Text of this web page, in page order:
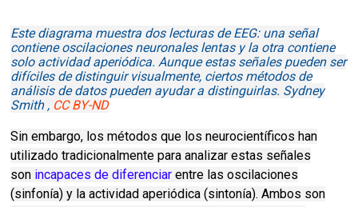
Este diagrama muestra dos lecturas de EEG: una señal
contiene oscilaciones neuronales lentas y la otra contiene
solo actividad aperiódica.Aunque estas señales pueden ser
difíciles de distinguir visualmente, ciertos métodos de
análisis de datos pueden ayudar a distinguirlas. Sydney
Smith, CC BY-ND
Sin embargo, los métodos que los neurocientíficos han
utilizado tradicionalmente para analizar estas señales
son incapaces de diferenciar entre las oscilaciones
(sinfonía) y la actividad aperiódica (sintonía).Ambos son